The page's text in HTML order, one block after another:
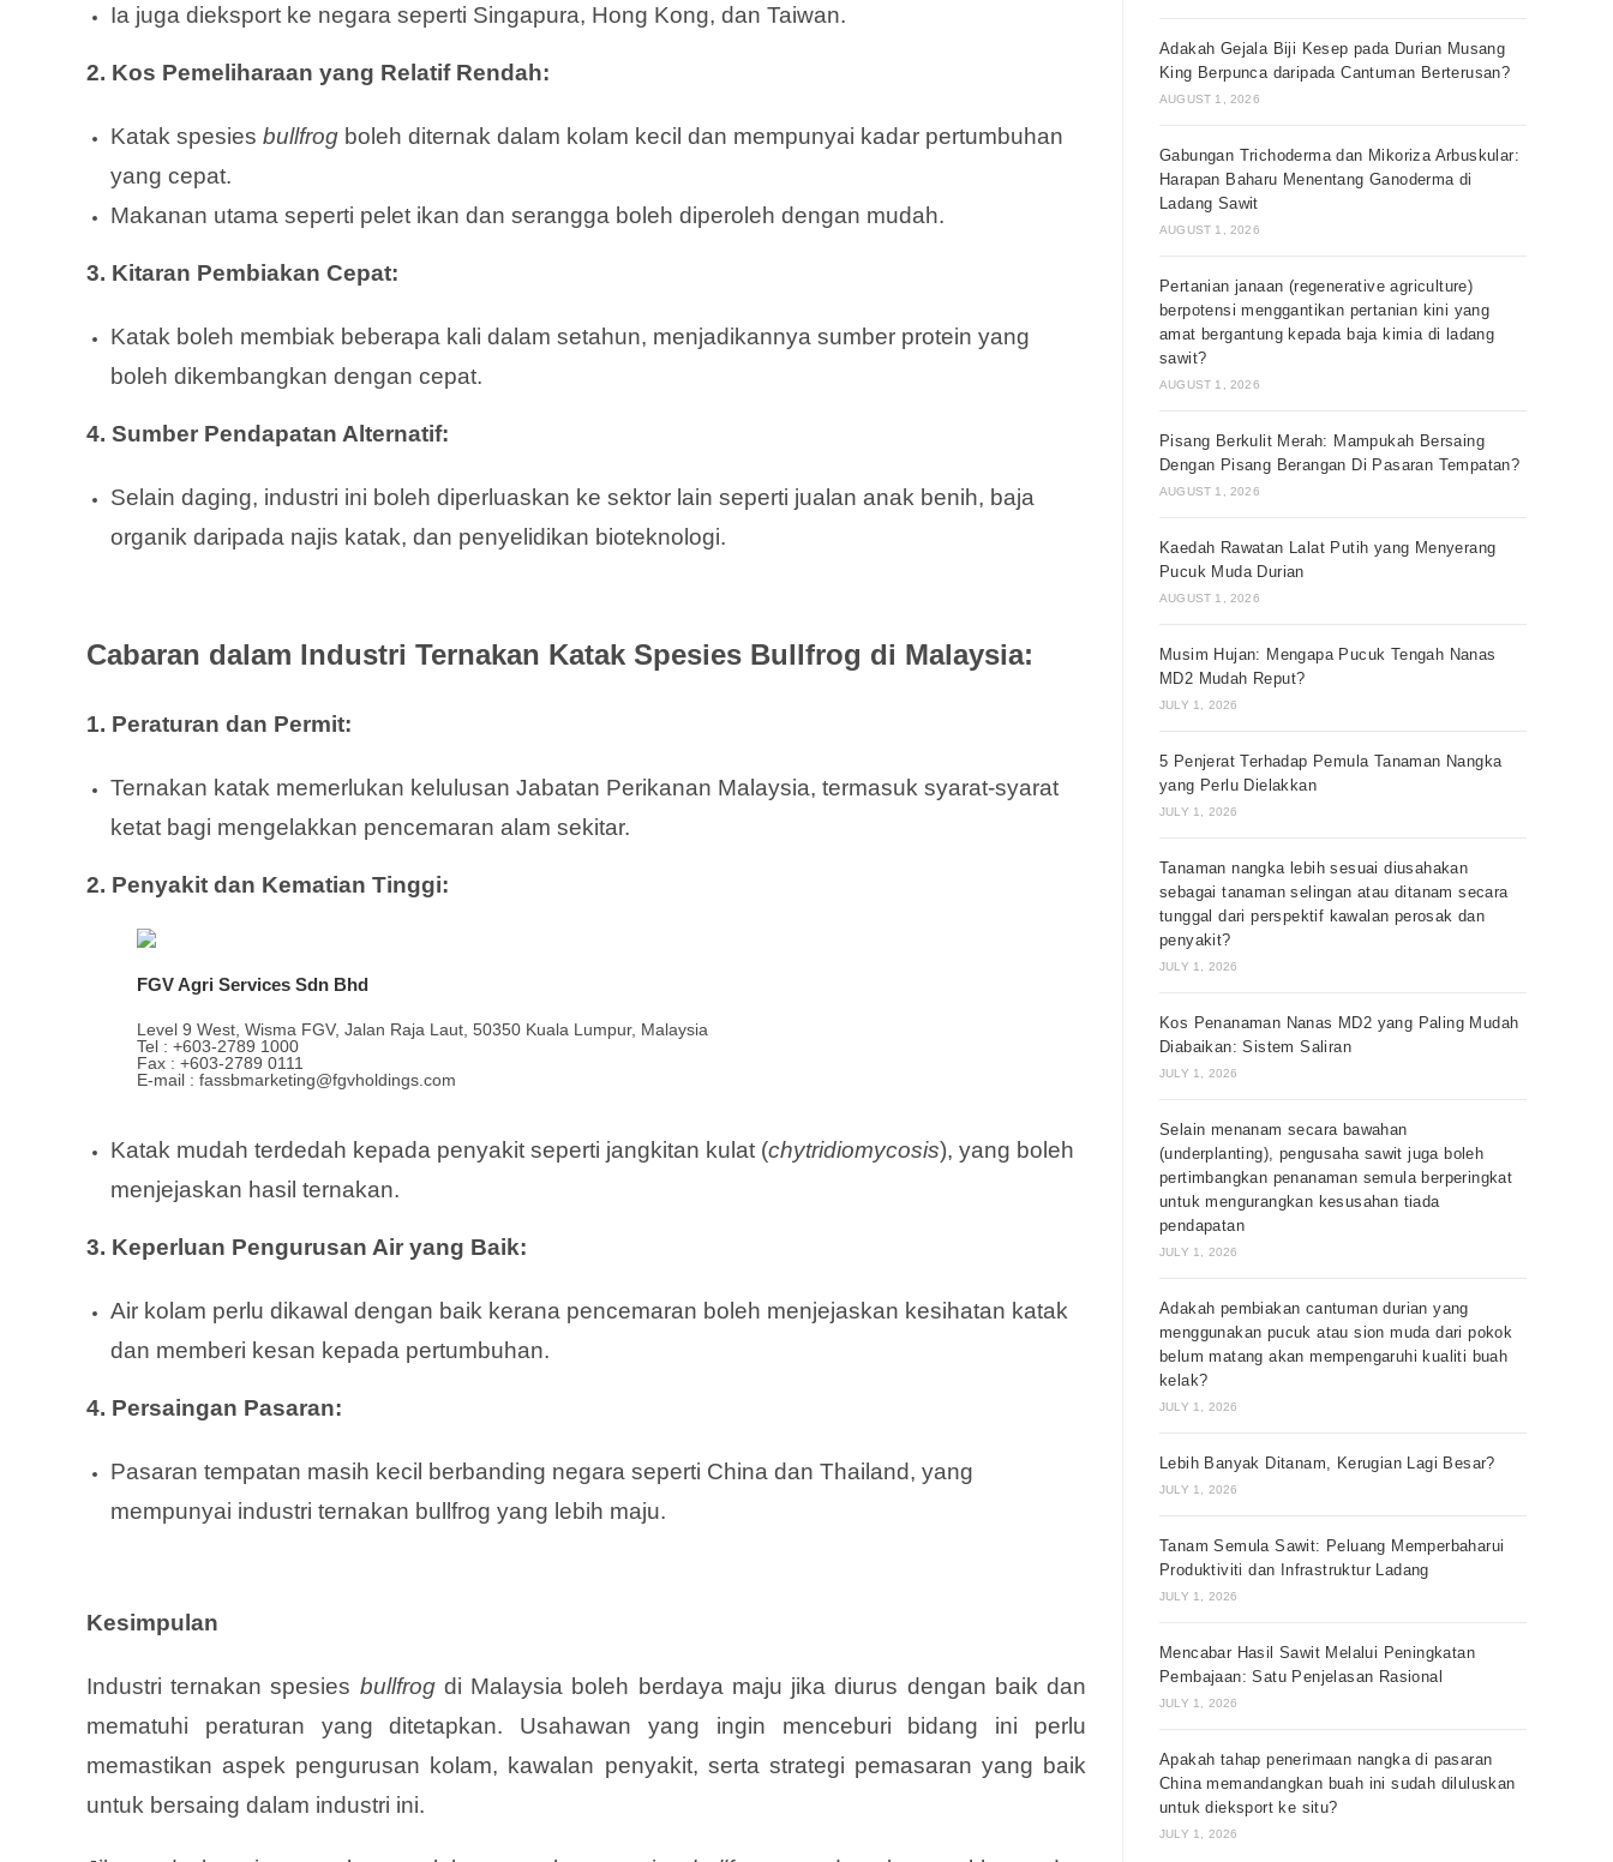
Ia juga dieksport ke negara seperti Singapura, Hong Kong, dan Taiwan.
2. Kos Pemeliharaan yang Relatif Rendah:
Katak spesies bullfrog boleh diternak dalam kolam kecil dan mempunyai kadar pertumbuhan
yang cepat.
Makanan utama seperti pelet ikan dan serangga boleh diperoleh dengan mudah.
3. Kitaran Pembiakan Cepat:
Katak boleh membiak beberapa kali dalam setahun, menjadikannya sumber protein yang
boleh dikembangkan dengan cepat.
4. Sumber Pendapatan Alternatif:
Selain daging, industri ini boleh diperluaskan ke sektor lain seperti jualan anak benih, baja
organik daripada najis katak, dan penyelidikan bioteknologi.
Cabaran dalam Industri Ternakan Katak Spesies Bullfrog di Malaysia:
1. Peraturan dan Permit:
Ternakan katak memerlukan kelulusan Jabatan Perikanan Malaysia, termasuk syarat-syarat
ketat bagi mengelakkan pencemaran alam sekitar.
2. Penyakit dan Kematian Tinggi:
FGV Agri Services Sdn Bhd
Level 9 West, Wisma FGV, Jalan Raja Laut, 50350 Kuala Lumpur, Malaysia
Tel : +603-2789 1000
Fax : +603-2789 0111
E-mail : fassbmarketing@fgvholdings.com
Katak mudah terdedah kepada penyakit seperti jangkitan kulat (chytridiomycosis), yang boleh
menjejaskan hasil ternakan.
3. Keperluan Pengurusan Air yang Baik:
Air kolam perlu dikawal dengan baik kerana pencemaran boleh menjejaskan kesihatan katak
dan memberi kesan kepada pertumbuhan.
4. Persaingan Pasaran:
Pasaran tempatan masih kecil berbanding negara seperti China dan Thailand, yang
mempunyai industri ternakan bullfrog yang lebih maju.
Kesimpulan
Industri ternakan spesies bullfrogdi Malaysia boleh berdaya maju jika diurus dengan baik dan
mematuhi peraturan yang ditetapkan. Usahawan yang ingin menceburi bidang ini perlu
memastikan aspek pengurusan kolam, kawalan penyakit, serta strategi pemasaran yang baik
untuk bersaing dalam industri ini.
Adakah Gejala Biji Kesep pada Durian Musang
King Berpunca daripada Cantuman Berterusan?
AUGUST 1, 2026
Gabungan Trichoderma dan Mikoriza Arbuskular:
Harapan Baharu Menentang Ganoderma di
Ladang Sawit
AUGUST 1, 2026
Pertanian janaan (regenerative agriculture)
berpotensi menggantikan pertanian kini yang
amat bergantung kepada baja kimia di ladang
sawit?
AUGUST 1, 2026
Pisang Berkulit Merah: Mampukah Bersaing
Dengan Pisang Berangan Di Pasaran Tempatan?
AUGUST 1, 2026
Kaedah Rawatan Lalat Putih yang Menyerang
Pucuk Muda Durian
AUGUST 1, 2026
Musim Hujan: Mengapa Pucuk Tengah Nanas
MD2 Mudah Reput?
JULY 1, 2026
5 Penjerat Terhadap Pemula Tanaman Nangka
yang Perlu Dielakkan
JULY 1, 2026
Tanaman nangka lebih sesuai diusahakan
sebagai tanaman selingan atau ditanam secara
tunggal dari perspektif kawalan perosak dan
penyakit?
JULY 1, 2026
Kos Penanaman Nanas MD2 yang Paling Mudah
Diabaikan: Sistem Saliran
JULY 1, 2026
Selain menanam secara bawahan
(underplanting), pengusaha sawit juga boleh
pertimbangkan penanaman semula berperingkat
untuk mengurangkan kesusahan tiada
pendapatan
JULY 1, 2026
Adakah pembiakan cantuman durian yang
menggunakan pucuk atau sion muda dari pokok
belum matang akan mempengaruhi kualiti buah
kelak?
JULY 1, 2026
Lebih Banyak Ditanam, Kerugian Lagi Besar?
JULY 1, 2026
Tanam Semula Sawit: Peluang Memperbaharui
Produktiviti dan Infrastruktur Ladang
JULY 1, 2026
Mencabar Hasil Sawit Melalui Peningkatan
Pembajaan: Satu Penjelasan Rasional
JULY 1, 2026
Apakah tahap penerimaan nangka di pasaran
China memandangkan buah ini sudah diluluskan
untuk dieksport ke situ?
JULY 1, 2026